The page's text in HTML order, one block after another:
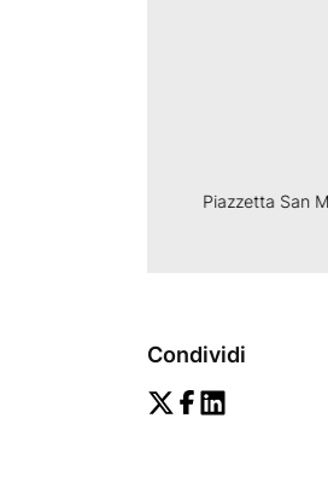
Piazzetta San
Condividi